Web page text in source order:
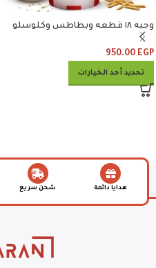
وجبه ١٨ قطعه وبطاطس وكلوسلو
وبيبسي
950.00 EGP
تحديد أحد الخيارات
هدايا دائمة شحن سريع